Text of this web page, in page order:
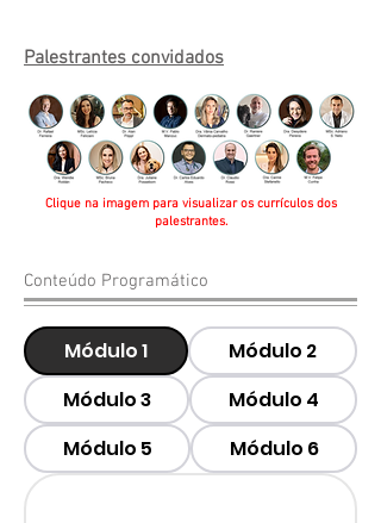
Palestrantes convidados
Clique na imagem para visualizar os currículos dos
palestrantes.
Conteúdo Programático
Módulo 1
Módulo 2
Módulo 3
Módulo 4
Módulo 5
Módulo 6